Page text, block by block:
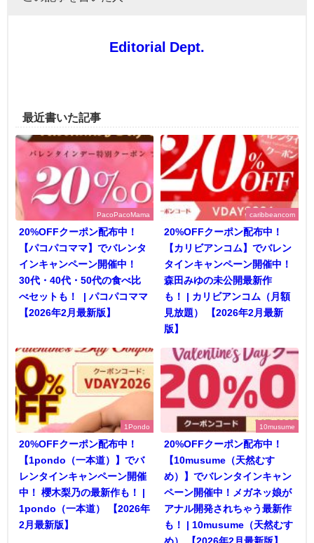
Editorial Dept.
最近書いた記事
PacoPacoMama
20%OFFクーポン配布中！
【パコパコママ】でバレンタ
インキャンペーン開催中！
30代・40代・50代の食べ比
べセットも！ | パコパコママ
【2026年2月最新版】
caribbeancom
20%OFFクーポン配布中！
【カリビアンコム】でバレン
タインキャンペーン開催中！
森田みゆの未公開最新作
も！ | カリビアンコム（月額
見放題） 【2026年2月最新
版】
1Pondo
20%OFFクーポン配布中！
【1pondo（一本道）】でバ
レンタインキャンペーン開催
中！ 櫻木梨乃の最新作も！ |
1pondo（一本道） 【2026年
2月最新版】
10musume
20%OFFクーポン配布中！
【10musume（天然むす
め）】でバレンタインキャン
ペーン開催中！メガネッ娘が
アナル開発されちゃう最新作
も！ | 10musume（天然むす